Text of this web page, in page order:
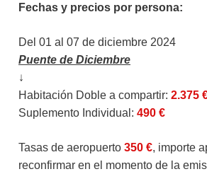
Fechas y precios por persona:
Del 01 al 07 de diciembre 2024
Puente de Diciembre
↓
Habitación Doble a compartir: 2.375
Suplemento Individual: 490 €
Tasas de aeropuerto 350 €, importe
reconfirmar en el momento de la